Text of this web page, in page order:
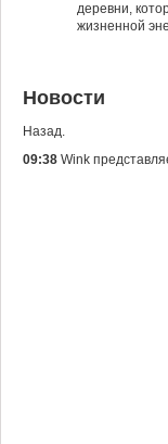
деревни,
жизненной
Новости
Назад.
09:38 Wink